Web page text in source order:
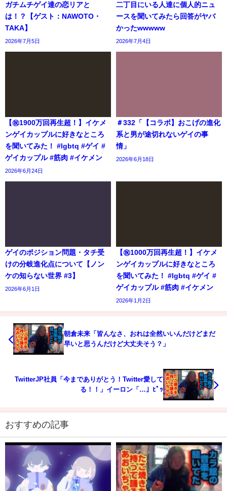
ガチムチゲイ達の恋リアと
は！？【ゲスト：NAWOTO・
TAKA】
2026年7月5日
二丁目にいる人達に個人的ニュ
ースを聞いてみたら回答がヤバ
かったwwwww
2026年7月4日
【㊗️1900万回再生超！】イケメ
ンゲイカップルに好きなところ
を聞いてみた！ #lgbtq #ゲイ #
ゲイカップル #筋肉 #イケメン
2026年6月24日
＃332「【コラボ】おこげの進化
系と男が途切れないゲイの事
情」
2026年6月18日
ゲイのポジション問題・タチ受
けの分岐進化点について【ノン
ケの知らない世界 #3】
2026年6月1日
【㊗️1000万回再生超！】イケメ
ンゲイカップルに好きなところ
を聞いてみた！ #lgbtq #ゲイ #
ゲイカップル #筋肉 #イケメン
2026年1月2日
朝倉未来「皆んなさ、おれは全然いいんだけどまだ
早いと思うんだけど大丈夫そう？」
TwitterJP社員「今までありがとう！Twitter愛して
る！！」イーロン「…」ﾋﾟｯ
おすすめの記事